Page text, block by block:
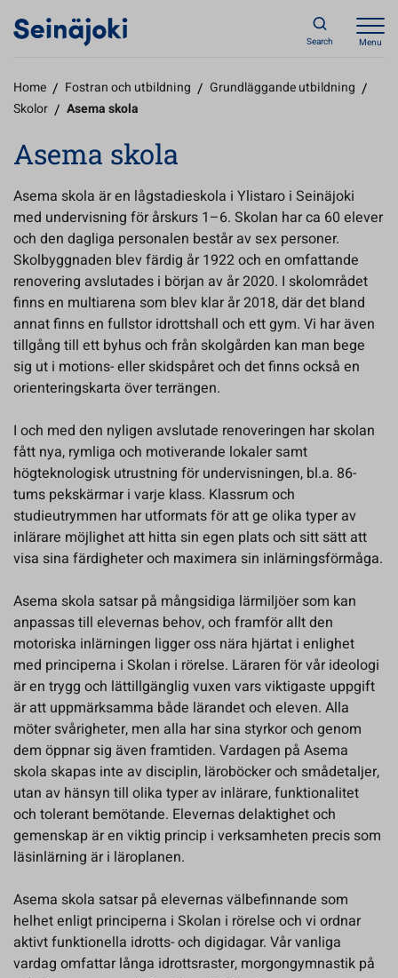
Search Menu
Home / Fostran och utbildning / Grundläggande utbildning /
Skolor / Asema skola
Asema skola
Asema skola är en lågstadieskola i Ylistaro i Seinäjoki
med undervisning för årskurs 1–6. Skolan har ca 60 elever
och den dagliga personalen består av sex personer.
Skolbyggnaden blev färdig år 1922 och en omfattande
renovering avslutades i början av år 2020. I skolområdet
finns en multiarena som blev klar år 2018, där det bland
annat finns en fullstor idrottshall och ett gym. Vi har även
tillgång till ett byhus och från skolgården kan man bege
sig ut i motions- eller skidspåret och det finns också en
orienteringskarta över terrängen.
I och med den nyligen avslutade renoveringen har skolan
fått nya, rymliga och motiverande lokaler samt
högteknologisk utrustning för undervisningen, bl.a. 86-
tums pekskärmar i varje klass. Klassrum och
studieutrymmen har utformats för att ge olika typer av
inlärare möjlighet att hitta sin egen plats och sitt sätt att
visa sina färdigheter och maximera sin inlärningsförmåga.
Asema skola satsar på mångsidiga lärmiljöer som kan
anpassas till elevernas behov, och framför allt den
motoriska inlärningen ligger oss nära hjärtat i enlighet
med principerna i Skolan i rörelse. Läraren för vår ideologi
är en trygg och lättillgänglig vuxen vars viktigaste uppgift
är att uppmärksamma både lärandet och eleven. Alla
möter svårigheter, men alla har sina styrkor och genom
dem öppnar sig även framtiden. Vardagen på Asema
skola skapas inte av disciplin, läroböcker och smådetaljer,
utan av hänsyn till olika typer av inlärare, funktionalitet
och tolerant bemötande. Elevernas delaktighet och
gemenskap är en viktig princip i verksamheten precis som
läsinlärning är i läroplanen.
Asema skola satsar på elevernas välbefinnande som
helhet enligt principerna i Skolan i rörelse och vi ordnar
aktivt funktionella idrotts- och digidagar. Vår vanliga
vardag omfattar långa idrottsraster, morgongymnastik på